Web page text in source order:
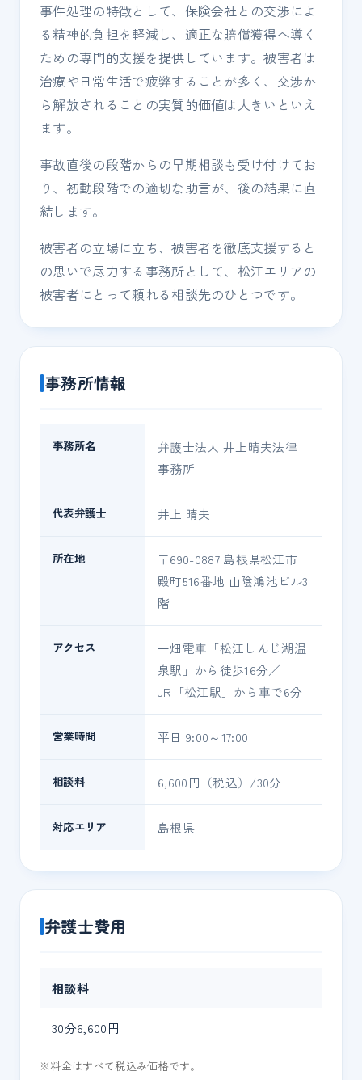
事件処理の特徴として、保険会社との交渉によ
る精神的負担を軽減し、適正な賠償獲得へ導く
ための専門的支援を提供しています。被害者は
治療や日常生活で疲弊することが多く、交渉か
ら解放されることの実質的価値は大きいといえ
ます。
事故直後の段階からの早期相談も受け付けてお
り、初動段階での適切な助言が、後の結果に直
結します。
被害者の立場に立ち、被害者を徹底支援すると
の思いで尽力する事務所として、松江エリアの
被害者にとって頼れる相談先のひとつです。
事務所情報
事務所名
弁護士法人 井上晴夫法律
事務所
代表弁護士 井上 晴夫
所在地
〒690-0887 島根県松江市
殿町516番地 山陰鴻池ビル3
階
アクセス
一畑電車「松江しんじ湖温
泉駅」から徒歩16分／
JR「松江駅」から車で6分
営業時間 平日 9:00～17:00
相談料 6,600円（税込）/30分
対応エリア 島根県
弁護士費用
相談料
30分6,600円
※料金はすべて税込み価格です。